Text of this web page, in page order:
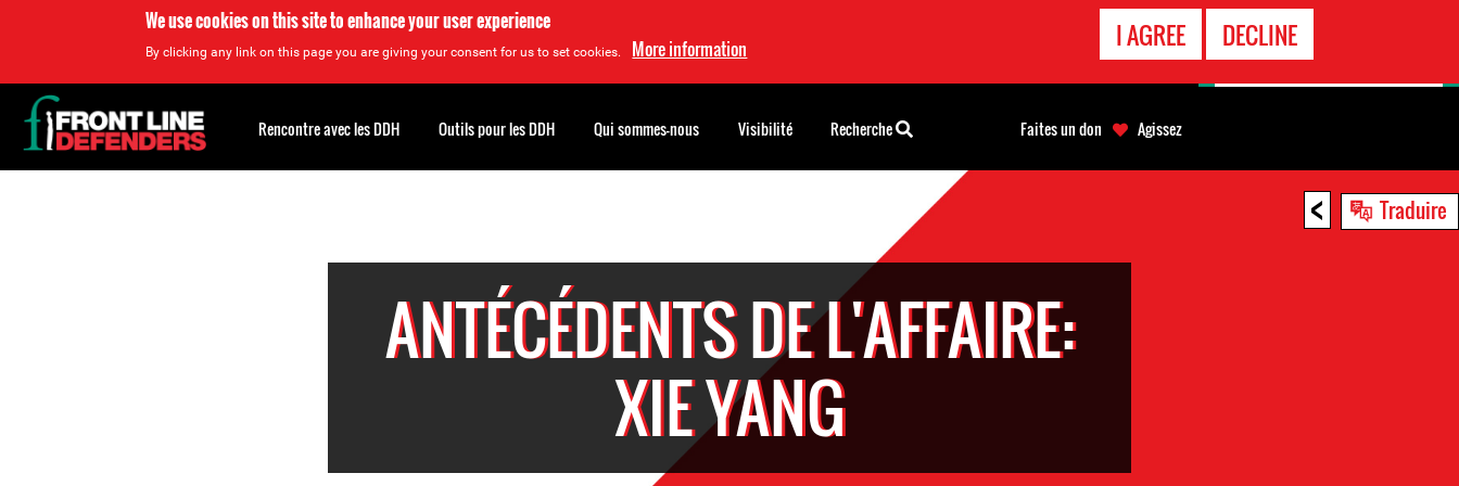
We use cookies on this site to enhance your user experience
By clicking any link on this page you are giving your consent for us to set cookies. More information I AGREE DECLINE
< Traduire
ANTÉCÉDENTS DE L'AFFAIRE:
XIE YANG
Back
to
top
Rencontre avec les DDH Outils pour les DDH Qui sommes-nous Visibilité Recherche Faites un don Agissez
D'URGENCE